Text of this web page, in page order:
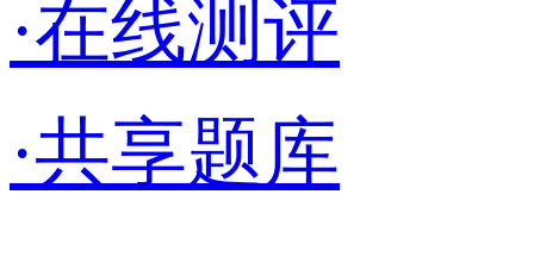
·在线测评
·共享题库